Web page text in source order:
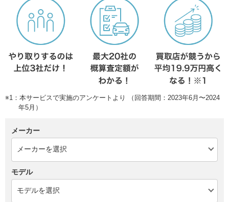
※1：本サービスで実施のアンケートより （回答期間：2023年6月〜2024
年5月）
メーカー
モデル